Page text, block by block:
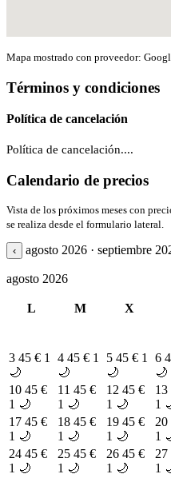
Mapa mostrado con proveedor:
Términos y condiciones
Política de cancelación
Política de cancelación....
Calendario de precios
Vista de los próximos meses con
se realiza desde el formulario lateral.
‹ agosto 2026 · septiembre
agosto 2026
L M X
3 45 € 1
🌙
4 45 € 1
🌙
5 45 € 1
🌙
6
🌙
10 45 €
1 🌙
11 45 €
1 🌙
12 45 €
1 🌙
13
1
17 45 €
1 🌙
18 45 €
1 🌙
19 45 €
1 🌙
20
1
24 45 €
1 🌙
25 45 €
1 🌙
26 45 €
1 🌙
27
1